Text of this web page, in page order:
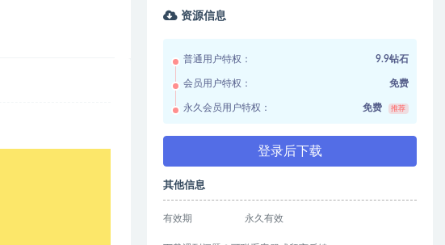
资源信息
普通用户特权： 9.9钻石
会员用户特权： 免费
永久会员用户特权： 免费 推荐
登录后下载
其他信息
有效期 永久有效